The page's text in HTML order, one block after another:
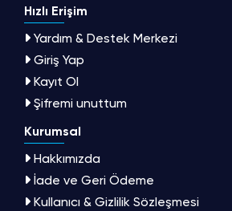
Hızlı Erişim
Yardım & Destek Merkezi
Giriş Yap
Kayıt Ol
Şifremi unuttum
Kurumsal
Hakkımızda
İade ve Geri Ödeme
Kullanıcı & Gizlilik Sözleşmesi